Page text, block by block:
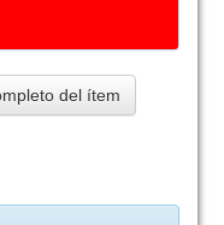
del ítem